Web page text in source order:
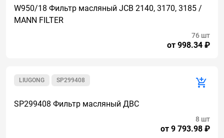
W950/18 Фильтр масляный JCB 2140, 3170, 3185 /
MANN FILTER
от 998.34 ₽
76 шт
SP299408
LIUGONG
SP299408 Фильтр масляный ДВС
от 9 793.98 ₽
8 шт